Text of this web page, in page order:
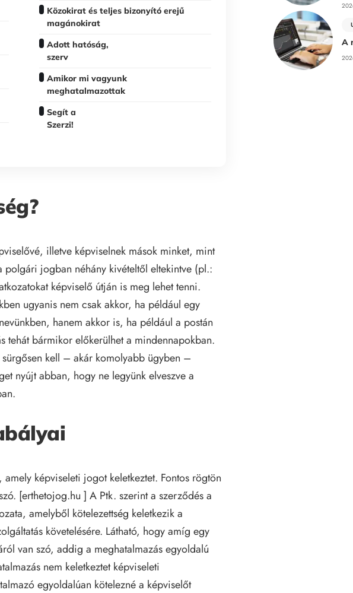
Közokirat és teljes bizonyító erejű
magánokirat
Adott hatóság,
szerv
Amikor mi vagyunk
meghatalmazottak
Segít a
Szerzi!
illetve képviselnek mások minket, mint
jogban néhány kivételtől eltekintve (pl.:
képviselő útján is meg lehet tenni.
ugyanis nem csak akkor, ha például egy
hanem akkor is, ha például a postán
tehát bármikor előkerülhet a mindennapokban.
kell – akár komolyabb ügyben –
nyújt abban, hogy ne legyünk elveszve a
képviseleti jogot keletkeztet. Fontos rögtön
[erthetojog.hu ] A Ptk. szerint a szerződés a
amelyből kötelezettség keletkezik a
követelésére. Látható, hogy amíg egy
van szó, addig a meghatalmazás egyoldalú
nem keletkeztet képviseleti
egyoldalúan kötelezné a képviselőt
A